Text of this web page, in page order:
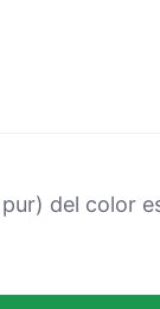
del color